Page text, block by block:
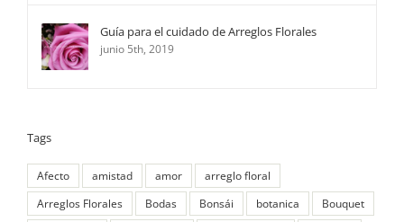
Guía para el cuidado de Arreglos Florales
junio 5th, 2019
Tags
Afecto amistad amor
arreglo floral
Arreglos Florales
Bodas Bonsái botanica
Bouquet